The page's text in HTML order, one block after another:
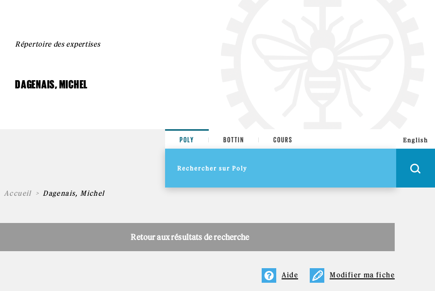
Répertoire des expertises
DAGENAIS, MICHEL
POLY BOTTIN COURS English
Accueil Dagenais, Michel
Retour aux résultats de recherche
Modifier ma fiche
Aide